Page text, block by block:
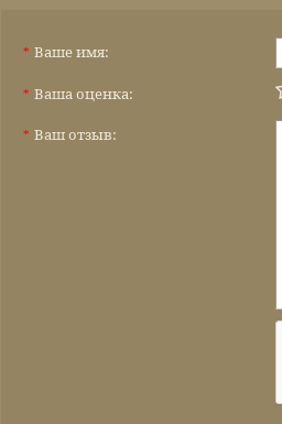
Ваше имя:
*
Ваша оценка:
*
Ваш отзыв:
*